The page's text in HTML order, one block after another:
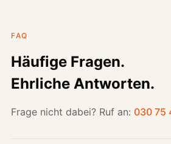
FAQ
Häufige Fragen.
Ehrliche Antworten.
Frage nicht dabei? Ruf an: 030 75